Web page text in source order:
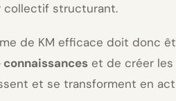
collectif structurant.
de KM efficace doit donc
et de créer
et se transforment en